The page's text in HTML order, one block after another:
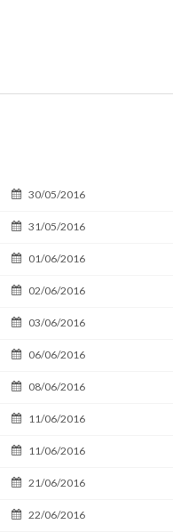
30/05/2016
31/05/2016
01/06/2016
02/06/2016
03/06/2016
06/06/2016
08/06/2016
11/06/2016
11/06/2016
21/06/2016
22/06/2016